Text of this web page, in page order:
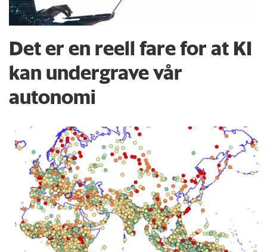
Det er en reell fare for at KI
kan undergrave vår
autonomi